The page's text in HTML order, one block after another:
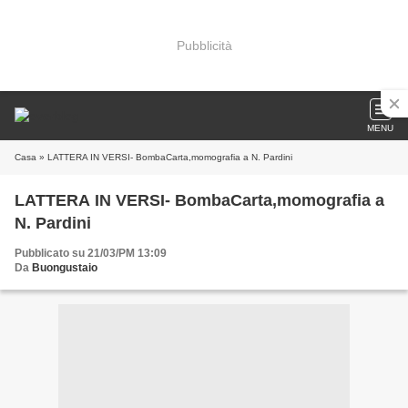
Pubblicità
MENU
Casa » LATTERA IN VERSI- BombaCarta,momografia a N. Pardini
LATTERA IN VERSI- BombaCarta,momografia a
N. Pardini
Pubblicato su 21/03/PM 13:09
Da Buongustaio